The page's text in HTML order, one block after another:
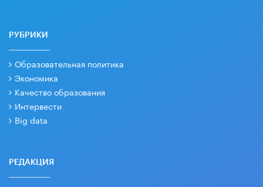
РУБРИКИ
Образовательная политика
Экономика
Качество образования
Интервести
Big data
РЕДАКЦИЯ